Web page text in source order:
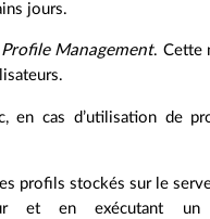
jours.
Management. Cette
en cas d’utilisation de
profils stockés sur le
et en exécutant un